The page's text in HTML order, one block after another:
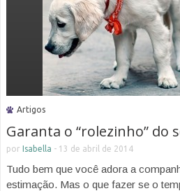
Artigos
Garanta o “rolezinho” do
por Isabella - 13 de abril de 2014
Tudo bem que você adora a
estimação. Mas o que fazer se o